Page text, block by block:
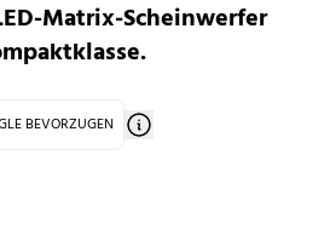
Matrix-Scheinwerfer
BEVORZUGEN